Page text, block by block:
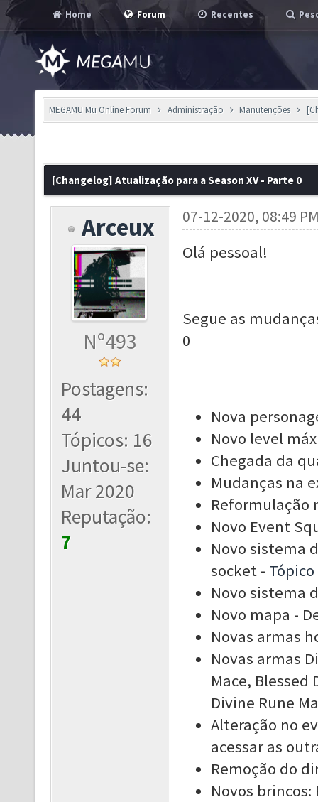
Home Forum Recentes
MEGAMU Mu Online Forum Administração Manutenções
[Changelog] Atualização para a Season XV - Parte 0
Arceux
Nº493
Postagens:
44
Tópicos: 16
Juntou-se:
Mar 2020
Reputação:
7
07-12-2020, 08:49
Olá pessoal!
Segue as
0
Nova
Novo level
Chegada da
Mudanças na
Reformulação
Novo Event
Novo sistema
socket -
Novo sistema
Novo mapa -
Novas armas
Novas armas
Mace, Blessed
Divine Rune
Alteração no
acessar as
Remoção do
Novos brincos: